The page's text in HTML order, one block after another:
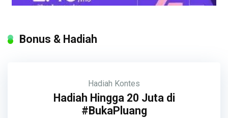
Bonus & Hadiah
Hadiah Kontes
Hadiah Hingga 20 Juta di
#BukaPluang